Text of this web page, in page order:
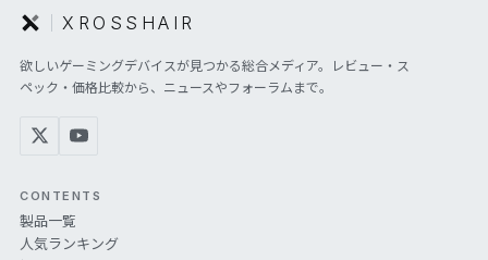
XROSSHAIR
欲しいゲーミングデバイスが見つかる総合メディア。レビュー・ス
ペック・価格比較から、ニュースやフォーラムまで。
CONTENTS
製品一覧
人気ランキング